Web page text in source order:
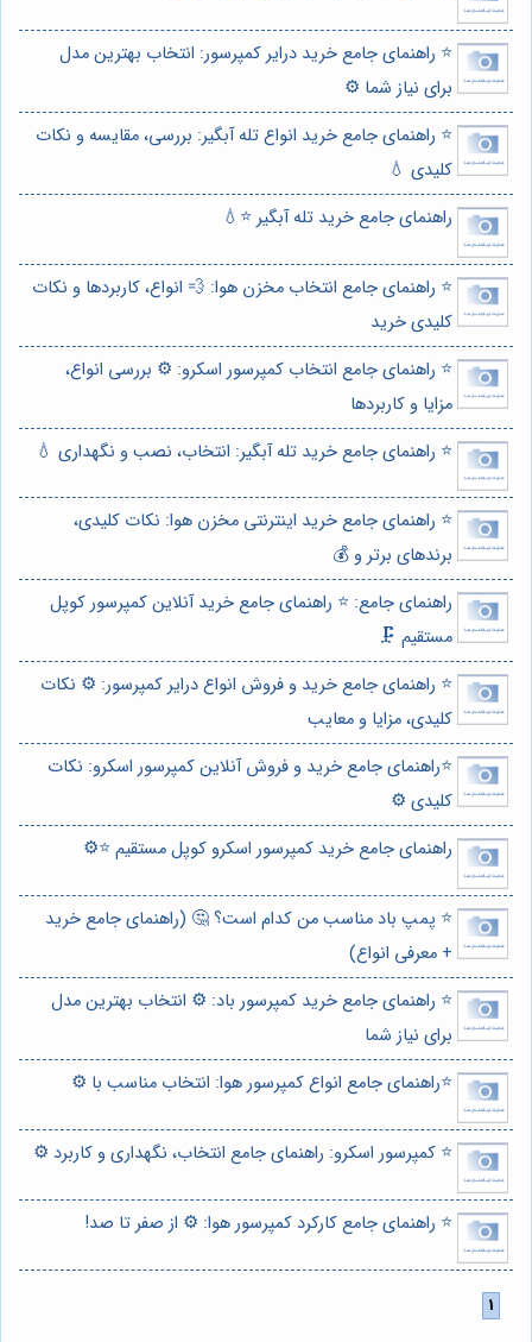
⭐️ راهنمای جامع خرید درایر کمپرسور: انتخاب بهترین مدل
برای نیاز شما ⚙️
⭐️ راهنمای جامع خرید انواع تله آبگیر: بررسی، مقایسه و نکات
کلیدی 💧
راهنمای جامع خرید تله آبگیر ⭐️💧
⭐️ راهنمای جامع انتخاب مخزن هوا: 💨 انواع، کاربردها و نکات
کلیدی خرید
⭐️ راهنمای جامع انتخاب کمپرسور اسکرو: ⚙️ بررسی انواع،
مزایا و کاربردها
⭐️ راهنمای جامع خرید تله آبگیر: انتخاب، نصب و نگهداری 💧
⭐️ راهنمای جامع خرید اینترنتی مخزن هوا: نکات کلیدی،
برندهای برتر و 💰
راهنمای جامع: ⭐️ راهنمای جامع خرید آنلاین کمپرسور کوپل
مستقیم 🗜️
⭐️ راهنمای جامع خرید و فروش انواع درایر کمپرسور: ⚙️ نکات
کلیدی، مزایا و معایب
⭐️راهنمای جامع خرید و فروش آنلاین کمپرسور اسکرو: نکات
کلیدی ⚙️
راهنمای جامع خرید کمپرسور اسکرو کوپل مستقیم ⭐️⚙️
⭐️ پمپ باد مناسب من کدام است؟ 🤔 (راهنمای جامع خرید
+ معرفی انواع)
⭐️ راهنمای جامع خرید کمپرسور باد: ⚙️ انتخاب بهترین مدل
برای نیاز شما
⭐️راهنمای جامع انواع کمپرسور هوا: انتخاب مناسب با ⚙️
⭐️ کمپرسور اسکرو: راهنمای جامع انتخاب، نگهداری و کاربرد ⚙️
⭐️ راهنمای جامع کارکرد کمپرسور هوا: ⚙️ از صفر تا صد!